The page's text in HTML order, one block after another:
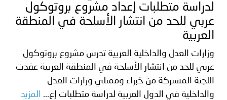
لدراسة متطلبات إعداد مشروع بروتوكول
عربي للحد من انتشار الأسلحة في المنطقة
العربية
وزارات العدل والداخلية العربية تدرس مشروع بروتوكول
عربي للحد من انتشار الأسلحة في المنطقة العربية عقدت
اللجنة المشتركة من خبراء وممثلي وزارات العدل
والداخلية في الدول العربية لدراسة متطلبات إع...
المزيد